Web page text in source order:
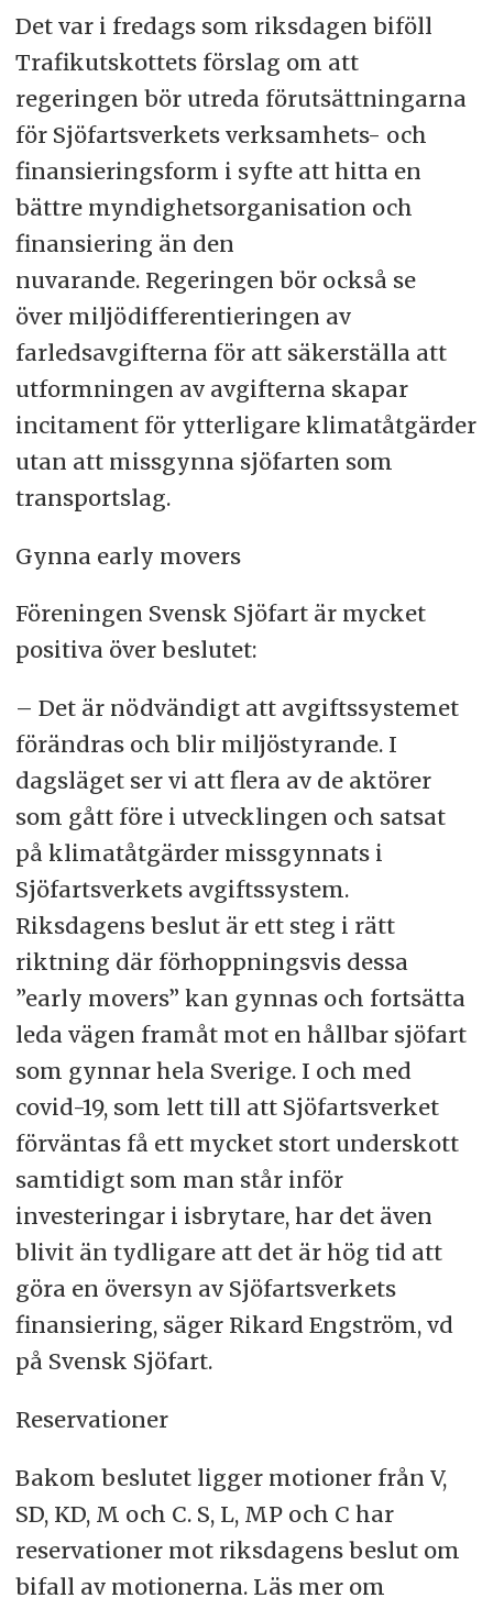
Det var i fredags som riksdagen biföll
Trafikutskottets förslag om att
regeringen bör utreda förutsättningarna
för Sjöfartsverkets verksamhets- och
finansieringsform i syfte att hitta en
bättre myndighetsorganisation och
finansiering än den
nuvarande. Regeringen bör också se
över miljödifferentieringen av
farledsavgifterna för att säkerställa att
utformningen av avgifterna skapar
incitament för ytterligare klimatåtgärder
utan att missgynna sjöfarten som
transportslag.
Gynna early movers
Föreningen Svensk Sjöfart är mycket
positiva över beslutet:
– Det är nödvändigt att avgiftssystemet
förändras och blir miljöstyrande. I
dagsläget ser vi att flera av de aktörer
som gått före i utvecklingen och satsat
på klimatåtgärder missgynnats i
Sjöfartsverkets avgiftssystem.
Riksdagens beslut är ett steg i rätt
riktning där förhoppningsvis dessa
”early movers” kan gynnas och fortsätta
leda vägen framåt mot en hållbar sjöfart
som gynnar hela Sverige. I och med
covid-19, som lett till att Sjöfartsverket
förväntas få ett mycket stort underskott
samtidigt som man står inför
investeringar i isbrytare, har det även
blivit än tydligare att det är hög tid att
göra en översyn av Sjöfartsverkets
finansiering, säger Rikard Engström, vd
på Svensk Sjöfart.
Reservationer
Bakom beslutet ligger motioner från V,
SD, KD, M och C. S, L, MP och C har
reservationer mot riksdagens beslut om
bifall av motionerna. Läs mer om